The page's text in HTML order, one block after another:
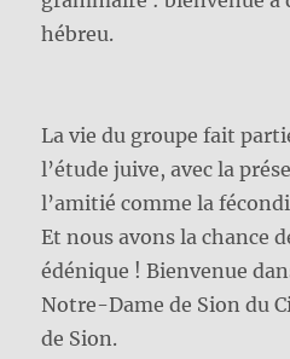
hébreu.
La vie du groupe fait
l’étude juive, avec la
l’amitié comme la
Et nous avons la chance
édénique ! Bienvenue
Notre-Dame de Sion du
de Sion.